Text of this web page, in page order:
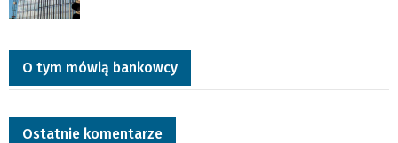
O tym mówią bankowcy
Ostatnie komentarze